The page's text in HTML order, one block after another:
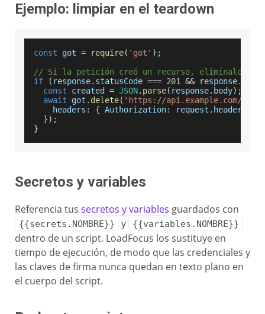
Ejemplo: limpiar en el teardown
const got = require( 'got' ) ;
// Si la petición creó un recurso, elimínalo
if
( response. statusCode === 201 && response.
const created = JSON. parse( response. body) ;
await got . delete( 'https://api.example.com/
headers : { Authorization: request . headers
}) ;
}
Secretos y variables
Referencia tus secretos y variables guardados con
{{secrets.NOMBRE}} y {{variables.NOMBRE}}
dentro de un script. LoadFocus los sustituye en
tiempo de ejecución, de modo que las credenciales y
las claves de firma nunca quedan en texto plano en
el cuerpo del script.